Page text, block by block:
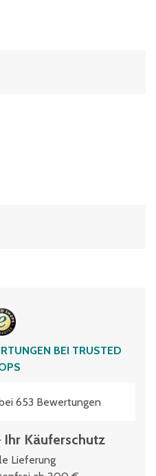
BEI TRUSTED
653 Bewertungen
Käuferschutz
Lieferung